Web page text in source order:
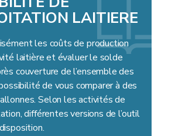
LAITIERE
les coûts de production
laitière et évaluer le solde
couverture de l’ensemble des
de vous comparer à des
Selon les activités de
différentes versions de l’outil